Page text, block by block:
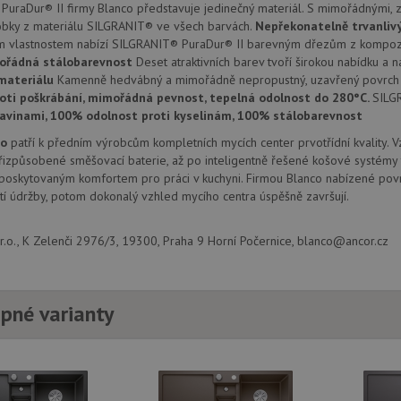
PuraDur® II firmy Blanco představuje jedinečný materiál. S
z materiálu SILGRANIT® ve všech barvách. Nepřekonatelně
vlastnostem nabízí SILGRANIT® PuraDur® II barevným dřezům z
stálobarevnost Deset atraktivních barev tvoří širokou nabídku a
Kamenně hedvábný a mimořádně nepropustný, uzavřený
poškrábání, mimořádná pevnost, tepelná odolnost do 280°C.
100% odolnost proti kyselinám, 100% stálobarevnost
patří k předním výrobcům kompletních mycích center prvotřídní kvality.
směšovací baterie, až po inteligentně řešené košové
komfortem pro práci v kuchyni. Firmou Blanco nabízené
údržby, potom dokonalý vzhled mycího centra úspěšně završují.
K Zelenči 2976/3, 19300, Praha 9 Horní Počernice, blanco@ancor.cz
varianty
webové stránky a jakoukoli reklamu,
mohl vidět před návštěvou uvedeného
.seznam.cz
4 týdny 2
dny
Toto je velmi běžný název souboru
nalezen jako soubor cookie relace, bude
použit jako pro správu stavu relace.
.drezy-
blanco.cz
4 týdny 2
dny
Toto je velmi běžný název souboru
nalezen jako soubor cookie relace, bude
Google LLC
.doubleclick.net
15 minut
Tento soubor cookie nastavuje
(kterou vlastní společnost Google), aby
návštěvníka webu podporuje soubory
Tento soubor cookie nastavuje YouTube
Google LLC
3 měsíce
Tento soubor cookie nastavuje
.youtube.com
nebo starou verzi rozhraní Youtube.